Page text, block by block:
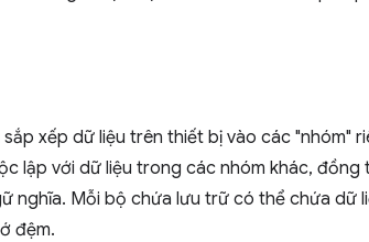
xếp dữ liệu trên thiết bị vào các "nhóm"
lập với dữ liệu trong các nhóm khác, đồng
nghĩa. Mỗi bộ chứa lưu trữ có thể chứa dữ
đệm.